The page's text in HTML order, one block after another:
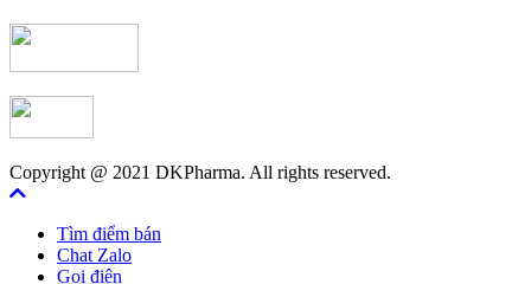
Copyright @ 2021 DKPharma. All rights reserved.
Tìm điểm bán
Chat Zalo
Gọi điện